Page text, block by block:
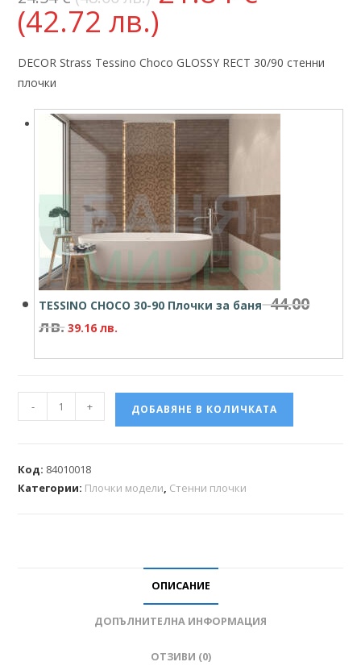
(42.72 лв.)
DECOR Strass Tessino Choco GLOSSY RECT 30/90 стенни
плочки
TESSINO CHOCO 30-90 Плочки за баня44.00
лв. 39.16лв.
- + ДОБАВЯНЕ В КОЛИЧКАТА
Код: 84010018
Категории: Плочки модели, Стенни плочки
ОПИСАНИЕ
ДОПЪЛНИТЕЛНА ИНФОРМАЦИЯ
ОТЗИВИ (0)